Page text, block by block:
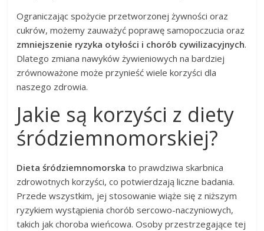
Ograniczając spożycie przetworzonej żywności oraz
cukrów, możemy zauważyć poprawę samopoczucia oraz
zmniejszenie ryzyka otyłości i chorób cywilizacyjnych.
Dlatego zmiana nawyków żywieniowych na bardziej
zrównoważone może przynieść wiele korzyści dla
naszego zdrowia.
Jakie są korzyści z diety
śródziemnomorskiej?
Dieta śródziemnomorska to prawdziwa skarbnica
zdrowotnych korzyści, co potwierdzają liczne badania.
Przede wszystkim, jej stosowanie wiąże się z niższym
ryzykiem wystąpienia chorób sercowo-naczyniowych,
takich jak choroba wieńcowa. Osoby przestrzegające tej